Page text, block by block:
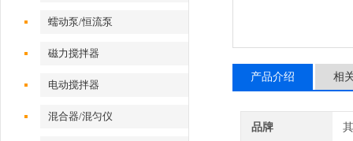
蠕动泵/恒流泵
磁力搅拌器
电动搅拌器
混合器/混匀仪
产品介绍 相
品牌